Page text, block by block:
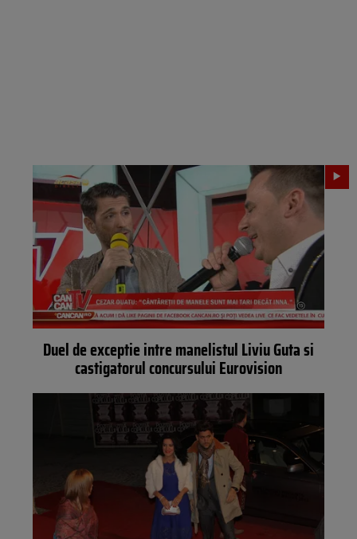
Duel de exceptie intre manelistul Liviu Guta si
castigatorul concursului Eurovision